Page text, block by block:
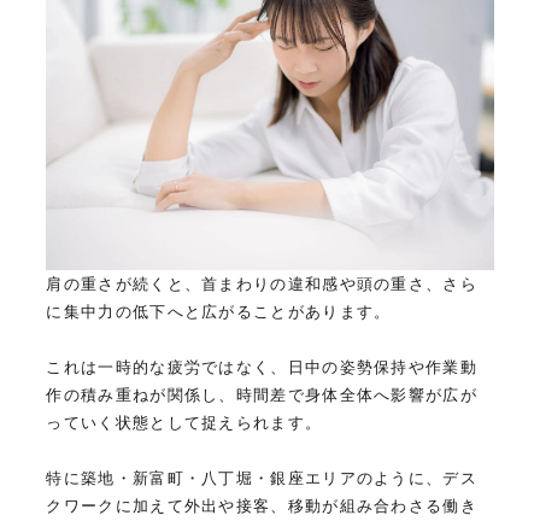
肩の重さが続くと、首まわりの違和感や頭の重さ、さら
に集中力の低下へと広がることがあります。
これは一時的な疲労ではなく、日中の姿勢保持や作業動
作の積み重ねが関係し、時間差で身体全体へ影響が広が
っていく状態として捉えられます。
特に築地・新富町・八丁堀・銀座エリアのように、デス
クワークに加えて外出や接客、移動が組み合わさる働き